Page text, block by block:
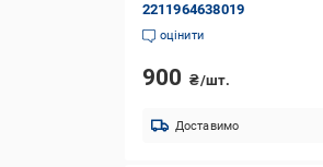
2211964638019
оцінити
900 ₴/шт.
Доставимо